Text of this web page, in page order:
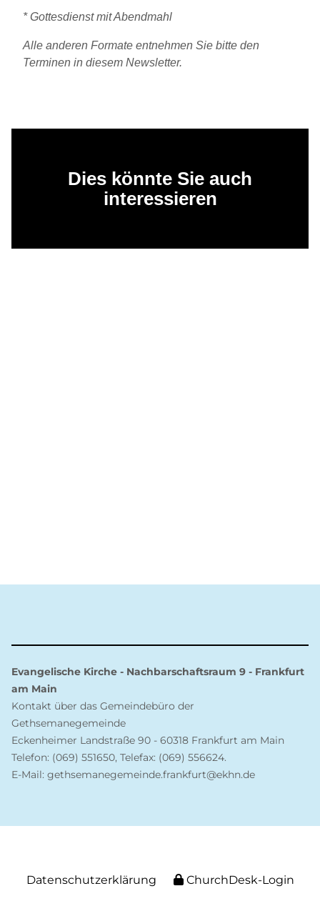
* Gottesdienst mit Abendmahl
Alle anderen Formate entnehmen Sie bitte den
Terminen in diesem Newsletter.
Dies könnte Sie auch
interessieren
Evangelische Kirche - Nachbarschaftsraum 9 - Frankfurt
am Main
Kontakt über das Gemeindebüro der
Gethsemanegemeinde
Eckenheimer Landstraße 90 - 60318 Frankfurt am Main
Telefon: (069) 551650, Telefax: (069) 556624.
E-Mail: gethsemanegemeinde.frankfurt@ekhn.de
Datenschutzerklärung ChurchDesk-Login